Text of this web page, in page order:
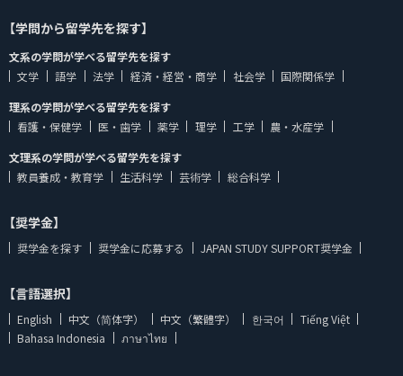
【学問から留学先を探す】
文系の学問が学べる留学先を探す
文学
語学 法学 経済・経営・商学 社会学
国際関係学
理系の学問が学べる留学先を探す
看護・保健学
医・歯学 薬学 理学 工学
農・水産学
文理系の学問が学べる留学先を探す
教員養成・教育学
生活科学 芸術学 総合科学
【奨学金】
奨学金を探す 奨学金に応募する JAPAN STUDY SUPPORT奨学金
【言語選択】
English 中文（简体字） 中文（繁體字） 한국어
Tiếng Việt
Bahasa Indonesia
ภาษาไทย